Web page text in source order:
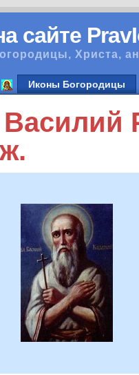
сайте
Христа,
Иконы Богородицы
Василий